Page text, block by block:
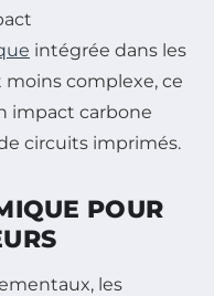
intégrée dans les
complexe, ce
impact carbone
circuits imprimés.
POUR
les